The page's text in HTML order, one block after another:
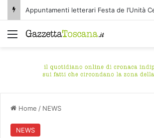
Appuntamenti letterari Festa de l’Unità
Menu
Home / NEWS
NEWS